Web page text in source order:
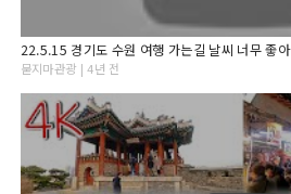
22.5.15 경기도 수원 여행 가는길 날씨 너무 좋아
묻지마관광 | 4년 전